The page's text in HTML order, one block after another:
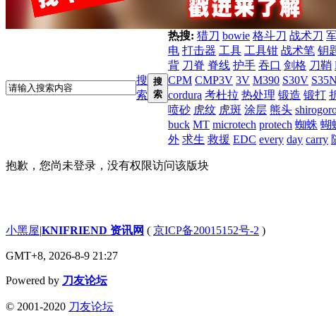
搜
索
搜
索
热搜: 猎刀 bowie 格斗刀 战术刀
电 打击器 工具 工具钳 战术笔 钥
背 刀脊 脊线 护手 吞口 剑格 刀鞘
CPM CMP3V 3V M390 S30V S35N
cordura 考杜拉 热处理 锻造 锻打
喷砂 虎纹 虎斑 涂层 熊头
buck MT microtech protech 蜘蛛 蝴
外 求生 救援 EDC every day carry
抱歉，您尚未登录，没有权限访问该版块
小黑屋|KNIFRIEND 资讯网 ( 京ICP备20015152号-2 )
GMT+8, 2026-8-9 21:27
Powered by 刀友论坛
© 2001-2020 刀友论坛